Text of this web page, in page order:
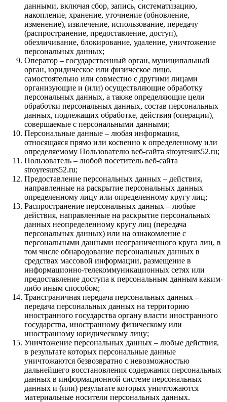
данными, включая сбор, запись, систематизацию,
накопление, хранение, уточнение (обновление,
изменение), извлечение, использование, передачу
(распространение, предоставление, доступ),
обезличивание, блокирование, удаление, уничтожение
персональных данных;
Оператор – государственный орган, муниципальный
орган, юридическое или физическое лицо,
самостоятельно или совместно с другими лицами
организующие и (или) осуществляющие обработку
персональных данных, а также определяющие цели
обработки персональных данных, состав персональных
данных, подлежащих обработке, действия (операции),
совершаемые с персональными данными;
Персональные данные – любая информация,
относящаяся прямо или косвенно к определенному или
определяемому Пользователю веб-сайта stroyresurs52.ru;
Пользователь – любой посетитель веб-сайта
stroyresurs52.ru;
Предоставление персональных данных – действия,
направленные на раскрытие персональных данных
определенному лицу или определенному кругу лиц;
Распространение персональных данных – любые
действия, направленные на раскрытие персональных
данных неопределенному кругу лиц (передача
персональных данных) или на ознакомление с
персональными данными неограниченного круга лиц, в
том числе обнародование персональных данных в
средствах массовой информации, размещение в
информационно-телекоммуникационных сетях или
предоставление доступа к персональным данным каким-
либо иным способом;
Трансграничная передача персональных данных –
передача персональных данных на территорию
иностранного государства органу власти иностранного
государства, иностранному физическому или
иностранному юридическому лицу;
Уничтожение персональных данных – любые действия,
в результате которых персональные данные
уничтожаются безвозвратно с невозможностью
дальнейшего восстановления содержания персональных
данных в информационной системе персональных
данных и (или) результате которых уничтожаются
материальные носители персональных данных.